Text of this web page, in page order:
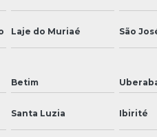
Laje do Muriaé São
Betim
Santa Luzia Ibirité